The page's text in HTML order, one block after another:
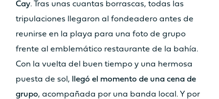
Cay. Tras unas cuantas borrascas, todas las
tripulaciones llegaron al fondeadero antes de
reunirse en la playa para una foto de grupo
frente al emblemático restaurante de la bahía.
Con la vuelta del buen tiempo y una hermosa
puesta de sol,
llegó el momento de una cena de
grupo, acompañada por una banda local. Y por